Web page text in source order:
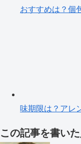
おすすめは？個
味期限は？アレ
この記事を書いた